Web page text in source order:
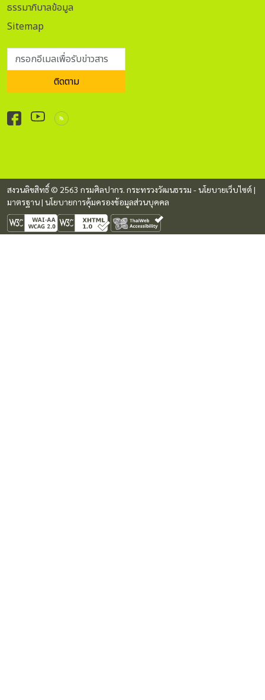
ธรรมาภิบาลข้อมูล
Sitemap
กรอกอีเมลเพื่อรับข่าวสาร
ติดตาม
สงวนลิขสิทธิ์ © 2563 กรมศิลปากร. กระทรวงวัฒนธรรม -นโยบายเว็บไซต์ |
มาตรฐาน| นโยบายการคุ้มครองข้อมูลส่วนบุคคล